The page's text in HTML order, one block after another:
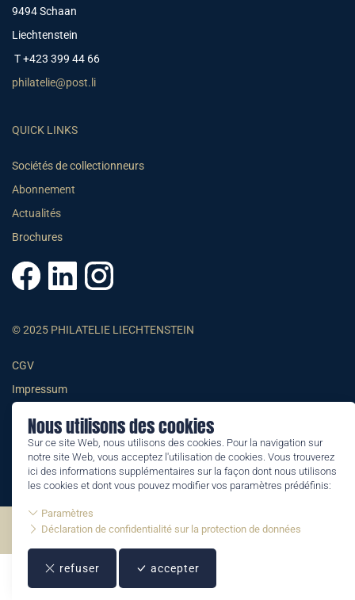
Nous utilisons des cookies
Sur ce site Web, nous utilisons des cookies. Pour la navigation sur
notre site Web, vous acceptez l'utilisation de cookies. Vous trouverez
ici des informations supplémentaires sur la façon dont nous utilisons
les cookies et dont vous pouvez modifier vos paramètres prédéfinis:
Paramètres
Déclaration de confidentialité sur la protection de données
refuser accepter
9494 Schaan
Liechtenstein
T +423 399 44 66
philatelie@post.li
QUICK LINKS
Sociétés de collectionneurs
Abonnement
Actualités
Brochures
© 2025 PHILATELIE LIECHTENSTEIN
CGV
Impressum
Informations juridiques
©2026 by Philatelie Liechtenstein | All rights reserved